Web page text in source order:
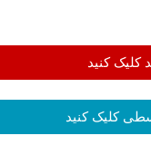
کنید
کلیک کنید